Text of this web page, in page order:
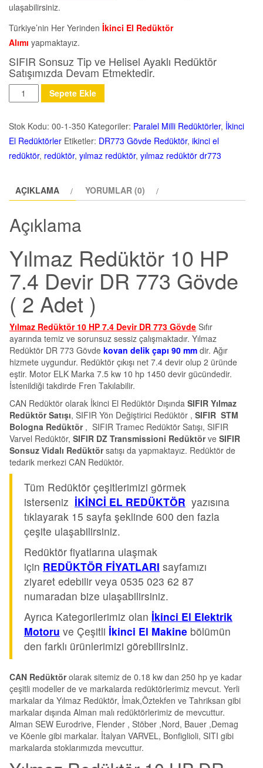
ulaşabilirsiniz.
Türkiye’nin Her Yerinden İkinci El Redüktör
Alımı yapmaktayız.
SIFIR Sonsuz Tip ve Helisel Ayaklı Redüktör
Satışımızda Devam Etmektedir.
Miktar Sepete Ekle
Stok Kodu: 00-1-350 Kategoriler: Paralel Milli Redüktörler, İkinci
El Redüktörler Etiketler: DR773 Gövde Redüktör, ikinci el
redüktör, redüktör, yılmaz redüktör, yılmaz redüktör dr773
AÇIKLAMA YORUMLAR (0)
Açıklama
Yılmaz Redüktör 10 HP
7.4 Devir DR 773 Gövde
( 2 Adet )
Yılmaz Redüktör 10 HP 7.4 Devir DR 773 Gövde Sıfır
ayarında temiz ve sorunsuz sessiz çalışmaktadır. Yılmaz
Redüktör DR 773 Gövde kovan delik çapı 90 mm dir. Ağır
hizmete uygundur. Redüktör çıkışı net 7.4 devir olup 2 üründe
eştir. Motor ELK Marka 7.5 kw 10 hp 1450 devir gücündedir.
İstenildiği takdirde Fren Takılabilir.
CAN Redüktör olarak İkinci El Redüktör Dışında SIFIR Yılmaz
Redüktör Satışı, SIFIR Yön Değiştirici Redüktör , SIFIR STM
Bologna Redüktör, SIFIR Tramec Redüktör Satışı, SIFIR
Varvel Redüktör, SIFIR DZ Transmissioni Redüktörve SIFIR
Sonsuz Vidalı Redüktörsatışı da yapmaktayız. Redüktör de
tedarik merkezi CAN Redüktör.
Tüm Redüktör çeşitlerimizi görmek
isterseniz İKİNCİ EL REDÜKTÖR yazısına
tıklayarak 15 sayfa şeklinde 600 den fazla
çeşite ulaşabilirsiniz.
Redüktör fiyatlarına ulaşmak
için REDÜKTÖR FİYATLARI sayfamızı
ziyaret edebilir veya 0535 023 62 87
numaradan bize ulaşabilirsiniz.
Ayrıca Kategorilerimiz olan İkinci El Elektrik
Motoru ve Çeşitli İkinci El Makine bölümün
den farklı ürünlerimizi görebilirsiniz.
CAN Redüktörolarak sitemiz de 0.18 kw dan 250 hp ye kadar
çeşitli modeller de ve markalarda redüktörlerimiz mevcut. Yerli
markalar da Yılmaz Redüktör, İmak,Öztekfen ve Tahriksan gibi
markalar dışında Alman malı redüktörlerimiz de mevcuttur.
Alman SEW Eurodrive, Flender , Stöber ,Nord, Bauer ,Demag
ve Köenle gibi markalar. İtalyan VARVEL, Bonfiglioli, SITI gibi
markalarda stoklarımızda mevcuttur.